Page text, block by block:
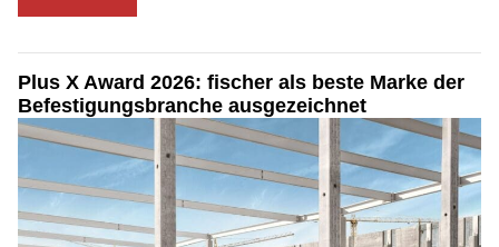
Plus X Award 2026: fischer als beste Marke der
Befestigungsbranche ausgezeichnet